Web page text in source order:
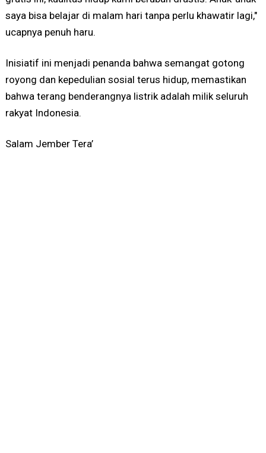
saya bisa belajar di malam hari tanpa perlu khawatir lagi,"
ucapnya penuh haru.
Inisiatif ini menjadi penanda bahwa semangat gotong
royong dan kepedulian sosial terus hidup, memastikan
bahwa terang benderangnya listrik adalah milik seluruh
rakyat Indonesia.
Salam Jember Tera’